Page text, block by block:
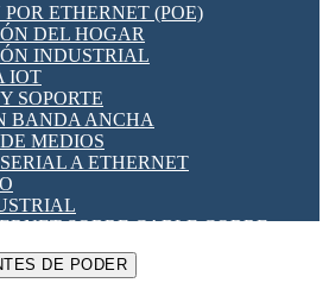
FRECUENCIA [VDF]
- INTERRUPTORES
VARIAS
REED
SÓLIDO SSR
DE POTENCIA
ETHERNET (POE)
DEL HOGAR
INDUSTRIAL
IOT
SOPORTE
BANDA ANCHA
MEDIOS
A ETHERNET
SOBRE CABLE COBRE
DE PODER